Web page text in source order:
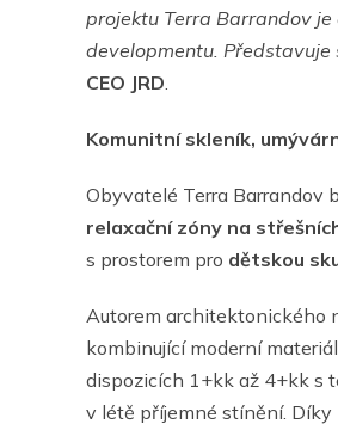
projektu Terra Barrandov
developmentu. Představuje
CEO JRD.
Komunitní skleník,
Obyvatelé Terra Barrandov
relaxační zóny na
s prostorem pro dětskou
Autorem architektonického
kombinující moderní
dispozicích 1+kk až 4+kk s
v létě příjemné stínění.